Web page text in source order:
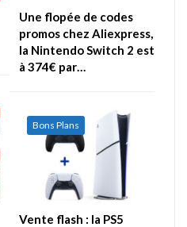
Une flopée de codes
promos chez Aliexpress,
la Nintendo Switch 2 est
à 374€ par…
Bons Plans
Vente flash : la PS5